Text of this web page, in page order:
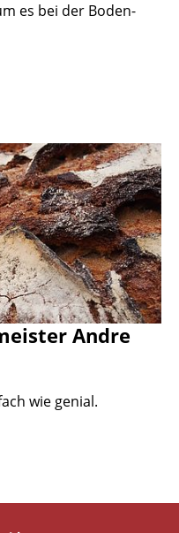
es bei der Boden-
Andre
wie genial.